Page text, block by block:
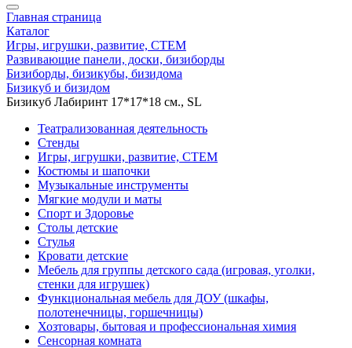
Главная страница
Каталог
Игры, игрушки, развитие, СТЕМ
Развивающие панели, доски, бизиборды
Бизиборды, бизикубы, бизидома
Бизикуб и бизидом
Бизикуб Лабиринт 17*17*18 см., SL
Театрализованная деятельность
Стенды
Игры, игрушки, развитие, СТЕМ
Костюмы и шапочки
Музыкальные инструменты
Мягкие модули и маты
Спорт и Здоровье
Столы детские
Стулья
Кровати детские
Мебель для группы детского сада (игровая, уголки,
стенки для игрушек)
Функциональная мебель для ДОУ (шкафы,
полотенечницы, горшечницы)
Хозтовары, бытовая и профессиональная химия
Сенсорная комната